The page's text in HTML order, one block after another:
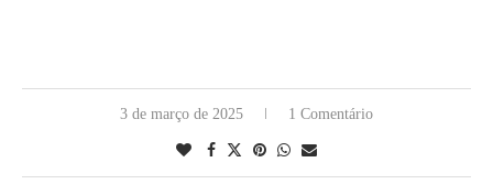
3 de março de 2025 1 Comentário